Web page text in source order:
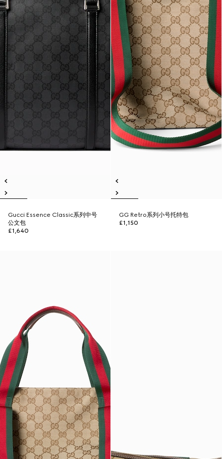
Gucci Essence Classic系列中号
公文包
£1,640
GG Retro系列小号托特包
£1,150